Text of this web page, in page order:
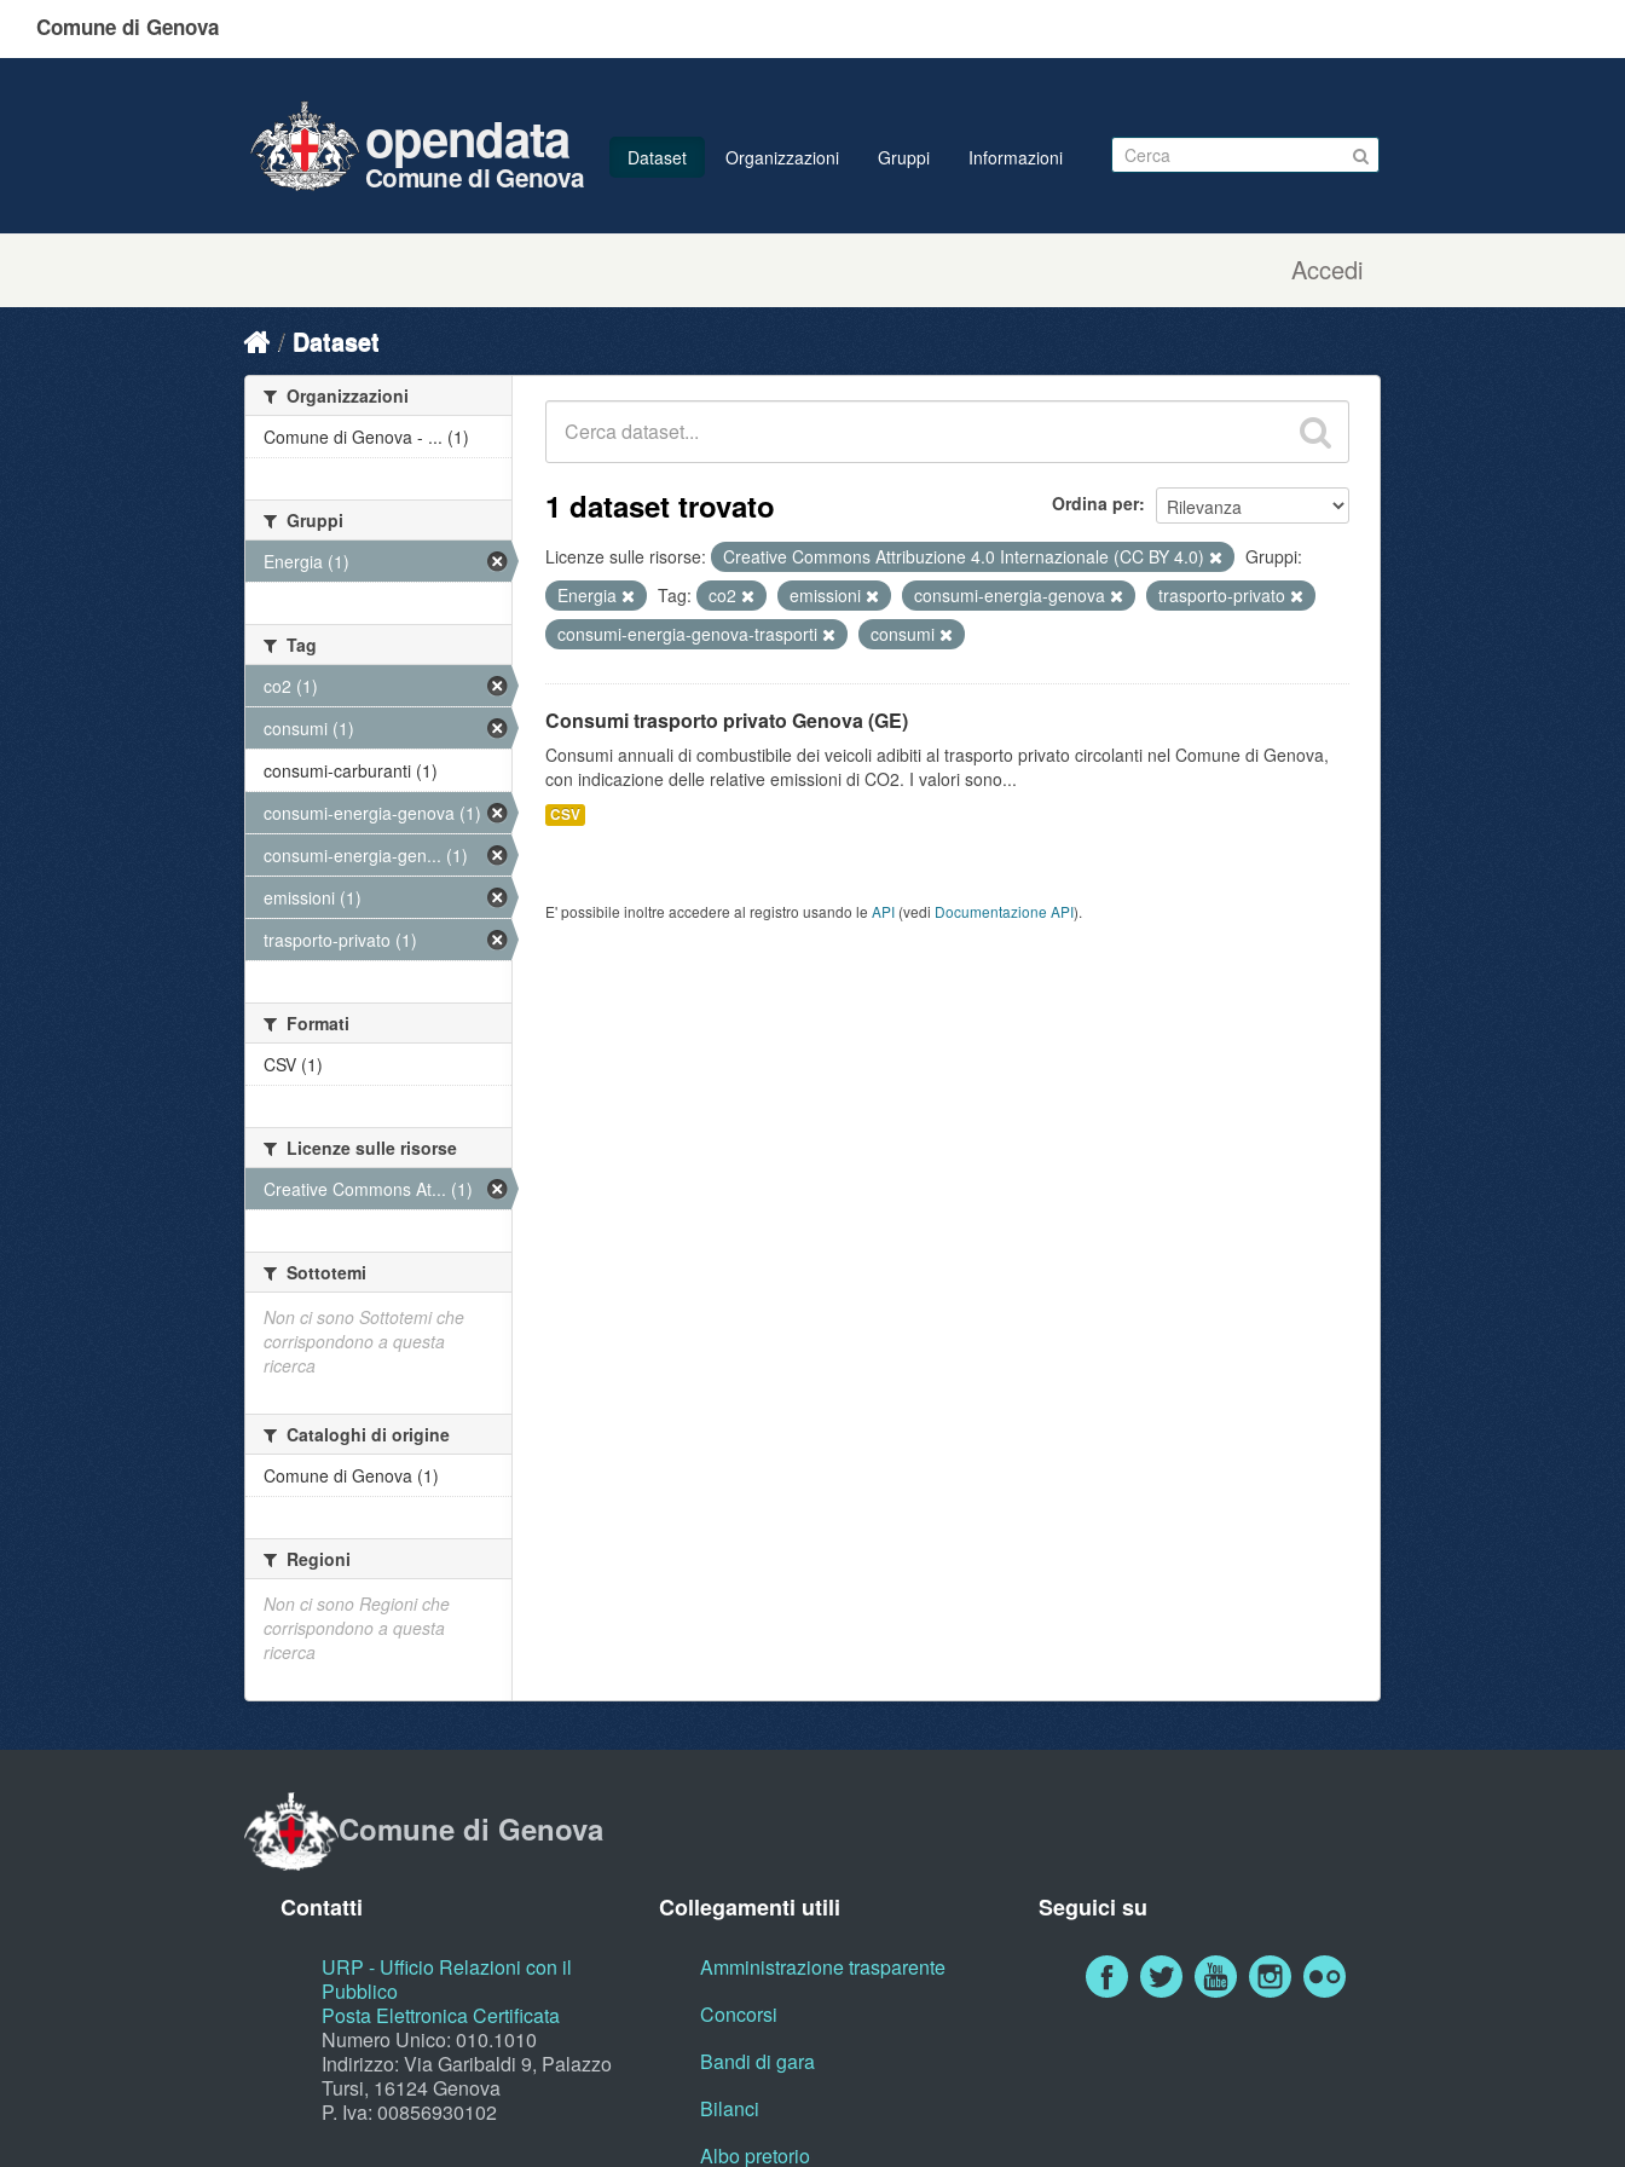
Comune di Genova
Accedi
opendata
Comune di Genova
Dataset Organizzazioni Gruppi Informazioni
Dataset
Ordina per
1 dataset trovato
Licenze sulle risorse: Creative Commons Attribuzione 4.0 Internazionale (CC BY 4.0)
Gruppi:
Energia
Tag: co2 emissioni consumi-energia-genova
trasporto-privato
consumi-energia-genova-trasporti
consumi
Consumi trasporto privato Genova (GE)
Consumi annuali di combustibile dei veicoli adibiti al trasporto privato circolanti nel Comune di Genova,
con indicazione delle relative emissioni di CO2. I valori sono...
CSV
E' possibile inoltre accedere al registro usando le API (vedi Documentazione API).
Organizzazioni
Comune di Genova - ... (1)
Gruppi
Energia (1)
Tag
co2 (1)
consumi (1)
consumi-carburanti (1)
consumi-energia-genova (1)
consumi-energia-gen... (1)
emissioni (1)
trasporto-privato (1)
Formati
CSV (1)
Licenze sulle risorse
Creative Commons At... (1)
Sottotemi
Non ci sono Sottotemi che
corrispondono a questa
ricerca
Cataloghi di origine
Comune di Genova (1)
Regioni
Non ci sono Regioni che
corrispondono a questa
ricerca
Comune di Genova
Contatti
URP - Ufficio Relazioni con il
Pubblico
Posta Elettronica Certificata
Numero Unico: 010.1010
Indirizzo: Via Garibaldi 9, Palazzo
Tursi, 16124 Genova
P. Iva: 00856930102
Collegamenti utili
Amministrazione trasparente
Concorsi
Bandi di gara
Bilanci
Albo pretorio
Seguici su